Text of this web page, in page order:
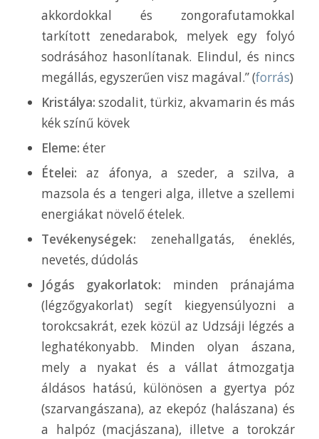
akkordokkal és zongorafutamokkal
tarkított zenedarabok, melyek egy folyó
sodrásához hasonlítanak. Elindul, és nincs
megállás, egyszerűen visz magával.” (forrás)
Kristálya: szodalit, türkiz, akvamarin és más
kék színű kövek
Eleme: éter
Ételei: az áfonya, a szeder, a szilva, a
mazsola és a tengeri alga, illetve a szellemi
energiákat növelő ételek.
Tevékenységek: zenehallgatás, éneklés,
nevetés, dúdolás
Jógás gyakorlatok: minden pránajáma
(légzőgyakorlat) segít kiegyensúlyozni a
torokcsakrát, ezek közül az Udzsáji légzés a
leghatékonyabb. Minden olyan ászana,
mely a nyakat és a vállat átmozgatja
áldásos hatású, különösen a gyertya póz
(szarvangászana), az ekepóz (halászana) és
a halpóz (macjászana), illetve a torokzár